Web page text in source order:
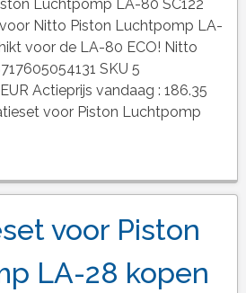
Luchtpomp LA-80 SC122
Nitto Piston Luchtpomp LA-
voor de LA-80 ECO! Nitto
SKU 5
Actieprijs vandaag : 186.35
voor Piston Luchtpomp
voor Piston
LA-28 kopen